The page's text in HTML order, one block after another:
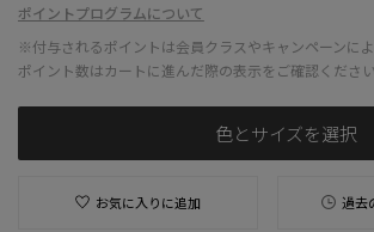
ポイントプログラムについて
※付与されるポイントは会員クラスやキャンペーンに
ポイント数はカートに進んだ際の表示をご確認ください
色とサイズを選択
お気に入りに追加 過去